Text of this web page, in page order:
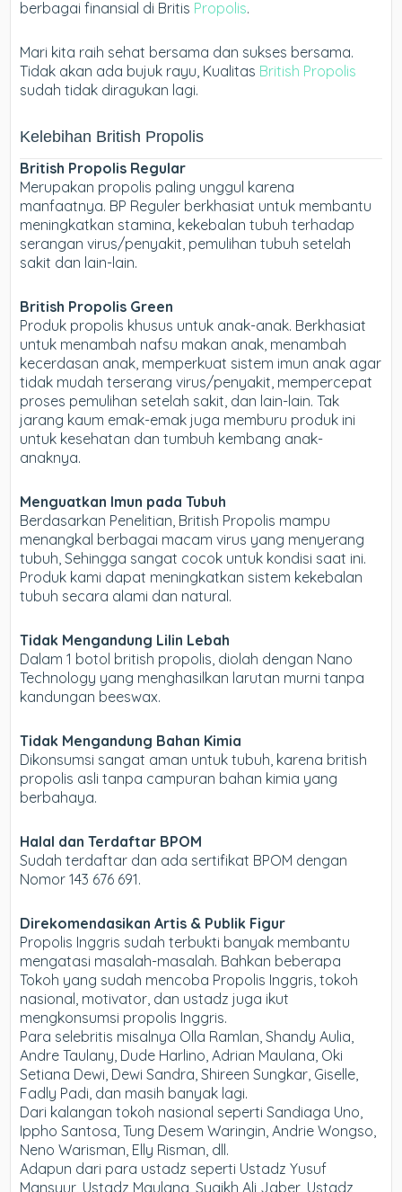
berbagai finansial di Britis Propolis.
Mari kita raih sehat bersama dan sukses bersama.
Tidak akan ada bujuk rayu, Kualitas British Propolis
sudah tidak diragukan lagi.
Kelebihan British Propolis
British Propolis Regular
Merupakan propolis paling unggul karena
manfaatnya. BP Reguler berkhasiat untuk membantu
meningkatkan stamina, kekebalan tubuh terhadap
serangan virus/penyakit, pemulihan tubuh setelah
sakit dan lain-lain.
British Propolis Green
Produk propolis khusus untuk anak-anak. Berkhasiat
untuk menambah nafsu makan anak, menambah
kecerdasan anak, memperkuat sistem imun anak agar
tidak mudah terserang virus/penyakit, mempercepat
proses pemulihan setelah sakit, dan lain-lain. Tak
jarang kaum emak-emak juga memburu produk ini
untuk kesehatan dan tumbuh kembang anak-
anaknya.
Menguatkan Imun pada Tubuh
Berdasarkan Penelitian, British Propolis mampu
menangkal berbagai macam virus yang menyerang
tubuh, Sehingga sangat cocok untuk kondisi saat ini.
Produk kami dapat meningkatkan sistem kekebalan
tubuh secara alami dan natural.
Tidak Mengandung Lilin Lebah
Dalam 1 botol british propolis, diolah dengan Nano
Technology yang menghasilkan larutan murni tanpa
kandungan beeswax.
Tidak Mengandung Bahan Kimia
Dikonsumsi sangat aman untuk tubuh, karena british
propolis asli tanpa campuran bahan kimia yang
berbahaya.
Halal dan Terdaftar BPOM
Sudah terdaftar dan ada sertifikat BPOM dengan
Nomor 143 676 691.
Direkomendasikan Artis & Publik Figur
Propolis Inggris sudah terbukti banyak membantu
mengatasi masalah-masalah. Bahkan beberapa
Tokoh yang sudah mencoba Propolis Inggris, tokoh
nasional, motivator, dan ustadz juga ikut
mengkonsumsi propolis Inggris.
Para selebritis misalnya Olla Ramlan, Shandy Aulia,
Andre Taulany, Dude Harlino, Adrian Maulana, Oki
Setiana Dewi, Dewi Sandra, Shireen Sungkar, Giselle,
Fadly Padi, dan masih banyak lagi.
Dari kalangan tokoh nasional seperti Sandiaga Uno,
Ippho Santosa, Tung Desem Waringin, Andrie Wongso,
Neno Warisman, Elly Risman, dll.
Adapun dari para ustadz seperti Ustadz Yusuf
Mansyur, Ustadz Maulana, Syaikh Ali Jaber, Ustadz